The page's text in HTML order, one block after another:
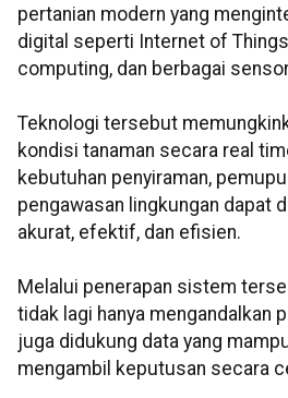
pertanian modern yang
digital seperti Internet of
computing, dan berbagai
Teknologi tersebut
kondisi tanaman secara real
kebutuhan penyiraman,
pengawasan lingkungan dapat
akurat, efektif, dan efisien.
Melalui penerapan sistem
tidak lagi hanya mengandalkan
juga didukung data yang
mengambil keputusan secara